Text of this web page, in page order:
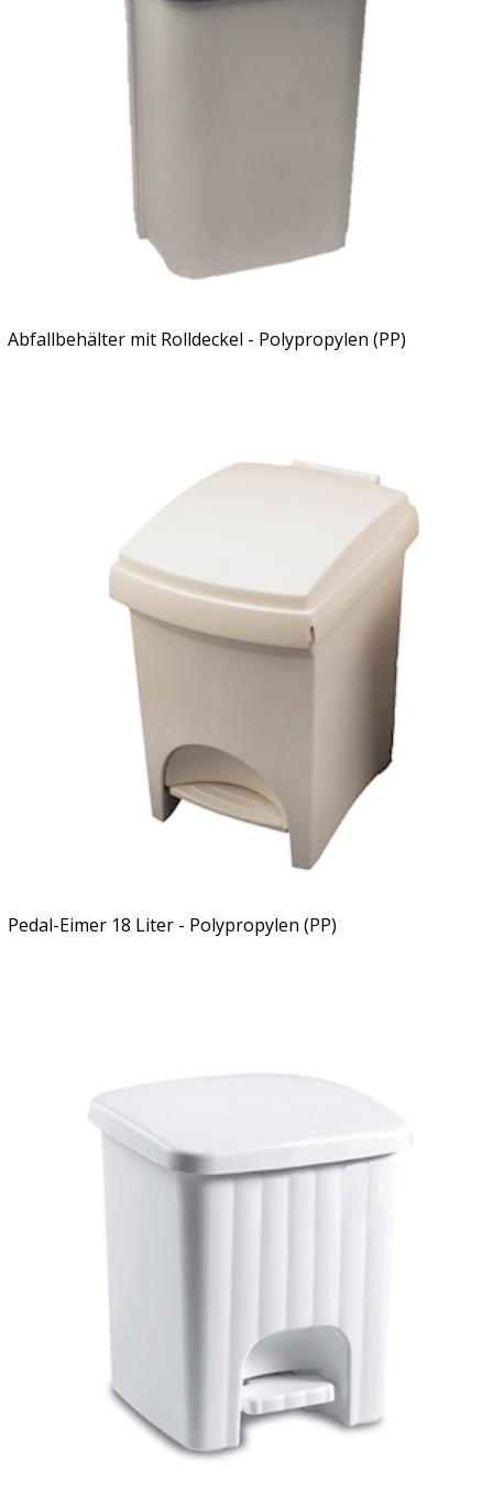
Abfallbehälter mit Rolldeckel - Polypropylen (PP)
Pedal-Eimer 18 Liter - Polypropylen (PP)